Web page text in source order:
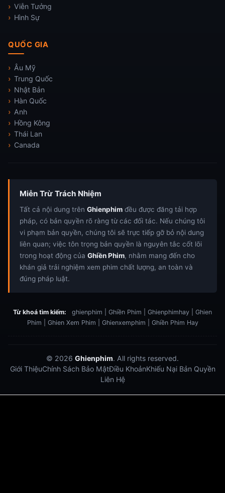
Viễn Tưởng
Hình Sự
QUỐC GIA
Âu Mỹ
Trung Quốc
Nhật Bản
Hàn Quốc
Anh
Hồng Kông
Thái Lan
Canada
Miễn Trừ Trách Nhiệm
Tất cả nội dung trên Ghienphim đều được đăng tải hợp
pháp, có bản quyền rõ ràng từ các đối tác. Nếu chúng tôi
vi phạm bản quyền, chúng tôi sẽ trực tiếp gỡ bỏ nội dung
liên quan; việc tôn trọng bản quyền là nguyên tắc cốt lõi
trong hoạt động của Ghiền Phim, nhằm mang đến cho
khán giả trải nghiệm xem phim chất lượng, an toàn và
đúng pháp luật.
Từ khoá tìm kiếm:
ghienphim | Ghiền Phim | Ghienphimhay | Ghien
Phim | Ghien Xem Phim | Ghienxemphim | Ghiền Phim Hay
© 2026 Ghienphim. All rights reserved.
Giới ThiệuChính Sách Bảo MậtĐiều KhoảnKhiếu Nại Bản Quyền
Liên Hệ